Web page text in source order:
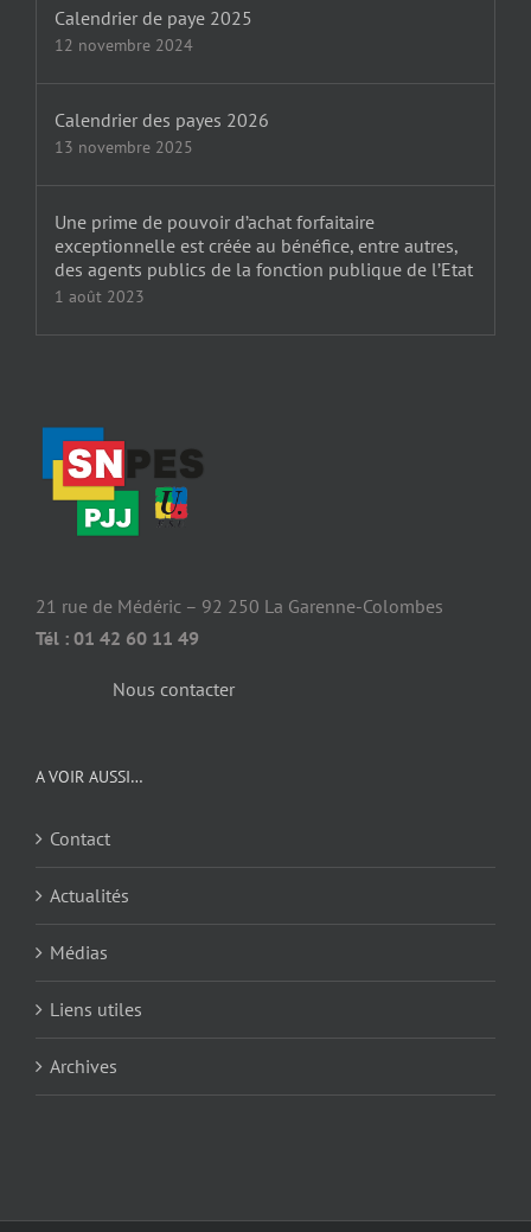
Calendrier de paye 2025
12 novembre 2024
Calendrier des payes 2026
13 novembre 2025
Une prime de pouvoir d’achat forfaitaire
exceptionnelle est créée au bénéfice, entre autres,
des agents publics de la fonction publique de l’Etat
1 août 2023
21 rue de Médéric – 92 250 La Garenne-Colombes
Tél : 01 42 60 11 49
Nous contacter
A VOIR AUSSI…
Contact
Actualités
Médias
Liens utiles
Archives